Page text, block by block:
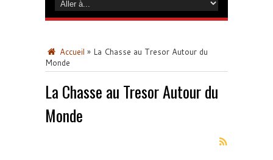
Accueil » La Chasse au Tresor Autour du
Monde
La Chasse au Tresor Autour du
Monde